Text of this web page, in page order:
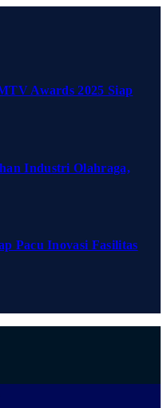
Awards 2025 Siap
Industri Olahraga,
Pacu Inovasi Fasilitas